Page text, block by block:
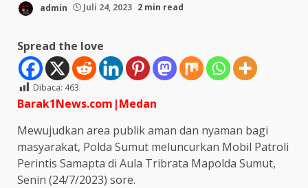
admin Juli 24, 2023 2 min read
Spread the love
Dibaca: 463
Barak1News.com|Medan
Mewujudkan area publik aman dan nyaman bagi
masyarakat, Polda Sumut meluncurkan Mobil Patroli
Perintis Samapta di Aula Tribrata Mapolda Sumut,
Senin (24/7/2023) sore.